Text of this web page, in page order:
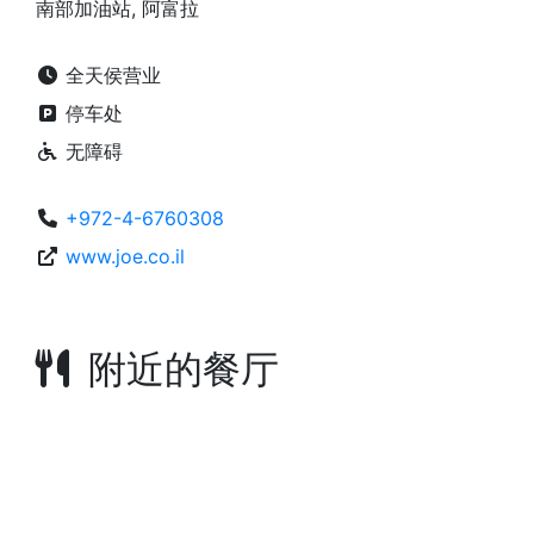
南部加油站, 阿富拉
全天侯营业
停车处
无障碍
+972-4-6760308
www.joe.co.il
附近的餐厅